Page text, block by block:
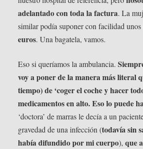
adelantado con toda la factura. La
similar podía suponer con facilidad unos
euros. Una bagatela, vamos.
Eso si queríamos la ambulancia.
voy a poner de la manera más literal
tiempo) de ‘coger el coche y hacer
medicamentos en alto. Eso lo puede
‘doctora’ de marras le decía a un
gravedad de una infección (todavía sin
había difundido por mi cuerpo),que